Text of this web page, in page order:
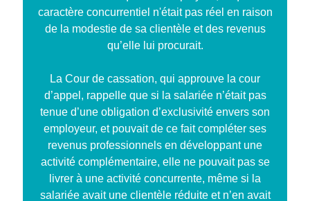
caractère concurrentiel n'était pas réel en raison
de la modestie de sa clientèle et des revenus
qu’elle lui procurait.
La Cour de cassation, qui approuve la cour
d’appel, rappelle que si la salariée n’était pas
tenue d’une obligation d’exclusivité envers son
employeur, et pouvait de ce fait compléter ses
revenus professionnels en développant une
activité complémentaire, elle ne pouvait pas se
livrer à une activité concurrente, même si la
salariée avait une clientèle réduite et n’en avait